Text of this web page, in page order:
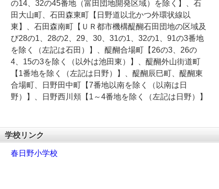
の14、32の45番地（富田団地開発区域）を除く】、石
田大山町、石田森東町【日野道以北かつ外環状線以
東】、石田森南町【ＵＲ都市機構醍醐石田団地の区域及
び28の1、28の2、29、30、31の1、32の1、91の3番地
を除く（左記は石田）】、醍醐合場町【26の3、26の
4、15の3を除く（以外は池田東）】、醍醐外山街道町
【1番地を除く（左記は日野）】、醍醐辰巳町、醍醐東
合場町、日野田中町【7番地以南を除く（以南は日
野）】、日野西川頬【1～4番地を除く（左記は日野）】
学校リンク
春日野小学校